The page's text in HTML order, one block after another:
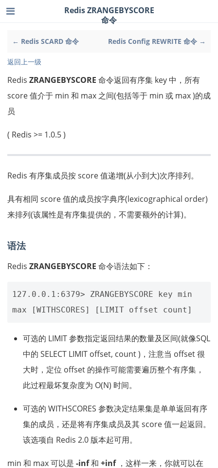
← Redis SCARD 命令 Redis Config REWRITE 命令 →
Redis ZRANGEBYSCORE
命令
返回上一级
Redis ZRANGEBYSCORE 命令返回有序集 key 中，所有
score 值介于 min 和 max 之间(包括等于 min 或 max )的成
员
( Redis >= 1.0.5 )
Redis 有序集成员按 score 值递增(从小到大)次序排列。
具有相同 score 值的成员按字典序(lexicographical order)
来排列(该属性是有序集提供的，不需要额外的计算)。
语法
Redis ZRANGEBYSCORE 命令语法如下：
127.0.0.1:6379> ZRANGEBYSCORE key min
可选的 LIMIT 参数指定返回结果的数量及区间(就像SQL
中的 SELECT LIMIT offset, count )，注意当 offset 很
大时，定位 offset 的操作可能需要遍历整个有序集，
此过程最坏复杂度为 O(N) 时间。
可选的 WITHSCORES 参数决定结果集是单单返回有序
集的成员，还是将有序集成员及其 score 值一起返回。
该选项自 Redis 2.0 版本起可用。
min 和 max 可以是 -inf和 +inf，这样一来，你就可以在